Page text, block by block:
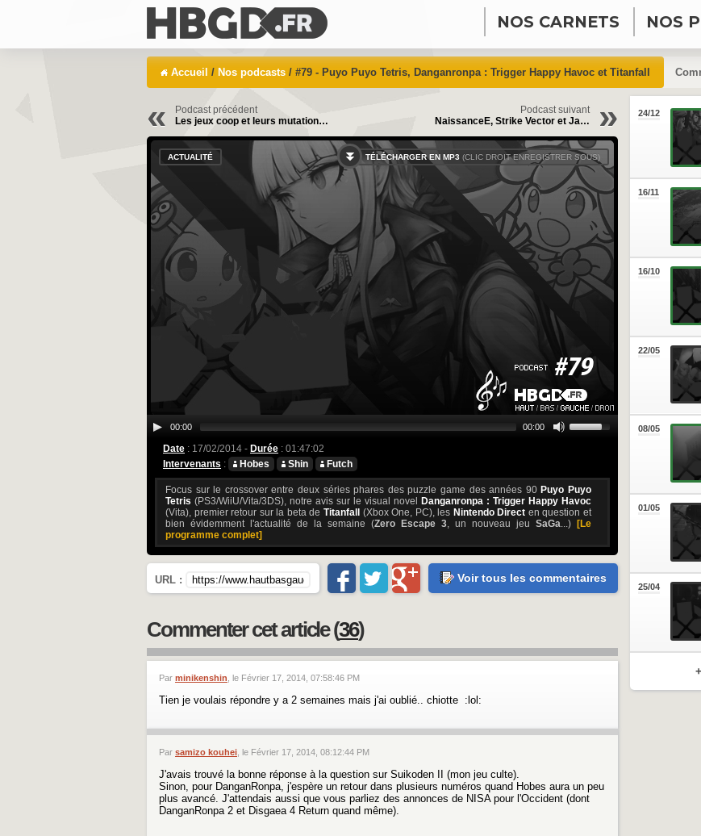
NOS CARNETS NOS
Accueil / Nos podcasts / #79 - Puyo Puyo Tetris, Danganronpa : Trigger Happy Havoc et Titanfall
«
Podcast précédent
Les jeux coop et leurs mutation…
»
Podcast suivant
NaissanceE, Strike Vector et Ja…
ACTUALITÉ TÉLÉCHARGER EN MP3 (CLIC DROIT ENREGISTRER SOUS)
00:00 00:00
Date : 17/02/2014 - Durée : 01:47:02
Intervenants : Hobes Shin Futch
Focus sur le crossover entre deux séries phares des puzzle game des années 90 Puyo Puyo
Tetris (PS3/WiiU/Vita/3DS), notre avis sur le visual novel
Danganronpa : Trigger Happy Havoc
(Vita), premier retour sur la beta de Titanfall (Xbox One, PC), les Nintendo Direct en question et
bien évidemment l'actualité de la semaine (Zero Escape 3, un nouveau jeu SaGa...)
[Le
programme complet]
URL : Voir tous les commentaires
Commenter cet article (36)
Par minikenshin , le Février 17, 2014, 07:58:46 PM
Tien je voulais répondre y a 2 semaines mais j'ai oublié.. chiotte :lol:
Par samizo kouhei, le Février 17, 2014, 08:12:44 PM
J'avais trouvé la bonne réponse à la question sur Suikoden II (mon jeu culte).
Sinon, pour DanganRonpa, j'espère un retour dans plusieurs numéros quand Hobes aura un peu
plus avancé. J'attendais aussi que vous parliez des annonces de NISA pour l'Occident (dont
DanganRonpa 2 et Disgaea 4 Return quand même).
24/12
16/11
16/10
22/05
08/05
01/05
25/04